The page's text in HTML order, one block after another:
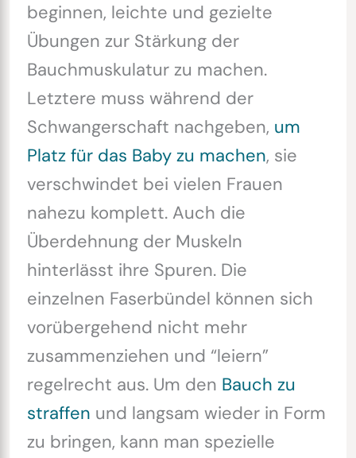
beginnen, leichte und gezielte
Übungen zur Stärkung der
Bauchmuskulatur zu machen.
Letztere muss während der
Schwangerschaft nachgeben, um
Platz für das Baby zu machen, sie
verschwindet bei vielen Frauen
nahezu komplett. Auch die
Überdehnung der Muskeln
hinterlässt ihre Spuren. Die
einzelnen Faserbündel können sich
vorübergehend nicht mehr
zusammenziehen und “leiern”
regelrecht aus. Um den Bauch zu
straffen und langsam wieder in Form
zu bringen, kann man spezielle